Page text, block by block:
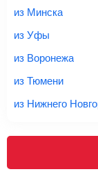
*При
правило, сразу
дополнительно
Важно:При
проверять на
багаж в стоимость.
Подробная
из Минска
из Уфы
из Воронежа
из Тюмени
из Нижнего